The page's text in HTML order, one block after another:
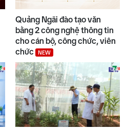
Quảng Ngãi đào tạo văn
bằng 2 công nghệ thông tin
cho cán bộ, công chức, viên
chức
NEW